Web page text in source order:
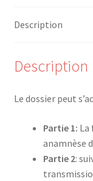
Description
Description
Le dossier peut
Partie 1: La
anamnèse
Partie 2: